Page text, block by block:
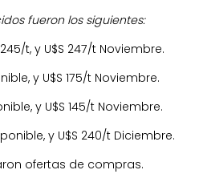
fueron los siguientes:
t, y U$S 247/t Noviembre.
y U$S 175/t Noviembre.
y U$S 145/t Noviembre.
y U$S 240/t Diciembre.
ofertas de compras.